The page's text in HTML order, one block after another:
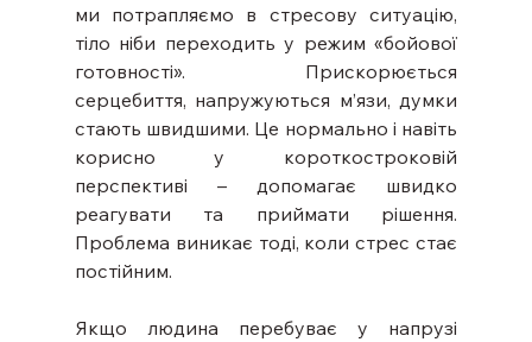
ми потрапляємо в стресову ситуацію,
тіло ніби переходить у режим «бойової
готовності». Прискорюється
серцебиття, напружуються м’язи, думки
стають швидшими. Це нормально і навіть
корисно у короткостроковій
перспективі – допомагає швидко
реагувати та приймати рішення.
Проблема виникає тоді, коли стрес стає
постійним.
Якщо людина перебуває у напрузі